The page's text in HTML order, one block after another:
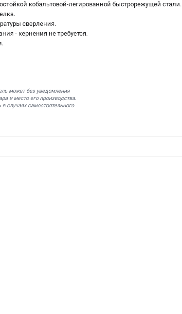
кобальтовой-легированной быстрорежущей стали.
сверления.
- кернения не требуется.
может без уведомления
и место его производства.
случаях самостоятельного